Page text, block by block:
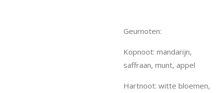
Geurnoten:
Kopnoot: mandarijn,
saffraan, munt, appel
Hartnoot: witte bloemen,